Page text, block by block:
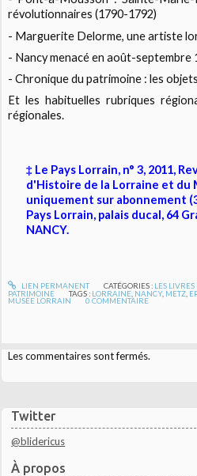
Twitter
@blidericus
À propos
révolutionnaires (1790-1792)
- Marguerite Delorme, une artiste
- Nancy menacé en août-septembre
- Chronique du patrimoine : les
Et les habituelles rubriques
régionales.
‡ Le Pays Lorrain, n° 3, 2011,
d'Histoire de la Lorraine et du
uniquement sur abonnement
Pays Lorrain, palais ducal, 64
NANCY.
LIEN PERMANENT CATÉGORIES : LES
PATRIMOINE
TAGS : LORRAINE NANCY, METZ
MUSÉE LORRAIN 0 COMMENTAIRE
Les commentaires sont fermés.